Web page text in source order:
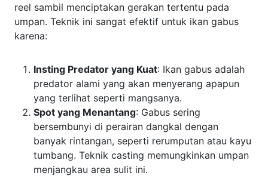
reel sambil menciptakan gerakan tertentu pada
umpan. Teknik ini sangat efektif untuk ikan gabus
karena:
Insting Predator yang Kuat: Ikan gabus adalah
predator alami yang akan menyerang apapun
yang terlihat seperti mangsanya.
Spot yang Menantang: Gabus sering
bersembunyi di perairan dangkal dengan
banyak rintangan, seperti rerumputan atau kayu
tumbang. Teknik casting memungkinkan umpan
menjangkau area sulit ini.